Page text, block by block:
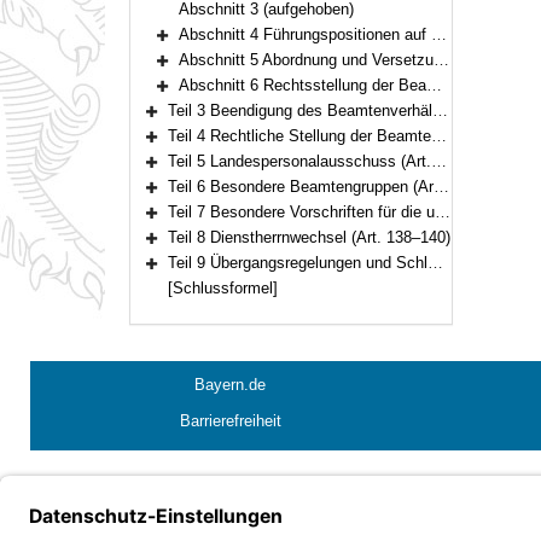
Abschnitt 3 (aufgehoben)
Bereich erweitern
Abschnitt 4 Führungspositionen auf Zeit und auf Probe (Art. 45–46)
Bereich erweitern
Abschnitt 5 Abordnung und Versetzung innerhalb des Geltungsbereichs dieses Gesetzes (Art. 47–49)
Bereich erweitern
Abschnitt 6 Rechtsstellung der Beamten, Beamtinnen, Versorgungsempfänger und Versorgungsempfängerinnen bei Auflösung oder Umbildung von Behörden oder Körperschaften (Art. 50–54)
Bereich erweitern
Teil 3 Beendigung des Beamtenverhältnisses (Art. 55–72)
Bereich erweitern
Teil 4 Rechtliche Stellung der Beamten und Beamtinnen (Art. 73–111)
Bereich erweitern
Teil 5 Landespersonalausschuss (Art. 112–120)
Bereich erweitern
Teil 6 Besondere Beamtengruppen (Art. 121–134)
Bereich erweitern
Teil 7 Besondere Vorschriften für die unter der Aufsicht des Staates stehenden Körperschaften, Anstalten und Stiftungen des öffentlichen Rechts (Art. 135–137)
Bereich erweitern
Teil 8 Dienstherrnwechsel (Art. 138–140)
Bereich erweitern
Teil 9 Übergangsregelungen und Schlussvorschriften (Art. 141–147)
[Schlussformel]
Bayern.de
Barrierefreiheit